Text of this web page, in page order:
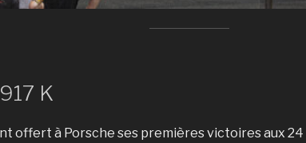
K
offert à Porsche ses premières victoires aux 24